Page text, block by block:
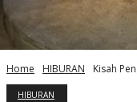
Home HIBURAN Kisah
HIBURAN